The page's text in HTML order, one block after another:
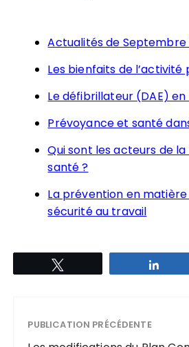
Actualités de Septembre
Les bienfaits de l’activité
Le défibrillateur (DAE)
Prévoyance et santé
Qui sont les acteurs de
santé ?
La prévention en
sécurité au travail
PUBLICATION PRÉCÉDENTE